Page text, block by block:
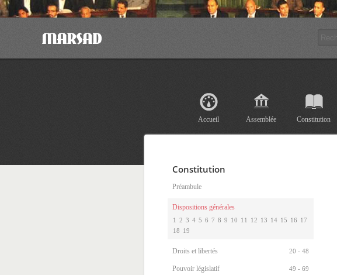
Accueil Assemblée Constitution
Constitution
Préambule
Dispositions générales
1 2 3 4 5 6 7 8 9 10 11 12 13 14 15 16 17
18 19
20 - 48
Droits et libertés
49 - 69
Pouvoir législatif